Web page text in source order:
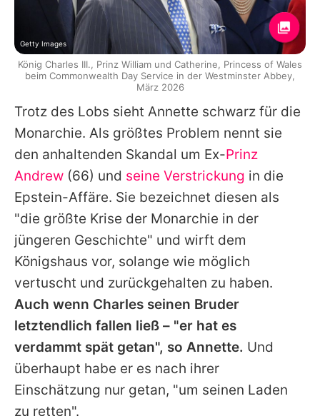
Trotz des Lobs sieht Annette schwarz für die
Monarchie. Als größtes Problem nennt sie
den anhaltenden Skandal um Ex-Prinz
Andrew (66) und seine Verstrickung in die
Epstein-Affäre. Sie bezeichnet diesen als
"die größte Krise der Monarchie in der
jüngeren Geschichte" und wirft dem
Königshaus vor, solange wie möglich
vertuscht und zurückgehalten zu haben.
Auch wenn Charles seinen Bruder
letztendlich fallen ließ – "er hat es
verdammt spät getan", so Annette. Und
überhaupt habe er es nach ihrer
Einschätzung nur getan, "um seinen Laden
zu retten".
Getty Images
König Charles III., Prinz William und Catherine, Princess of Wales
beim Commonwealth Day Service in der Westminster Abbey,
März 2026